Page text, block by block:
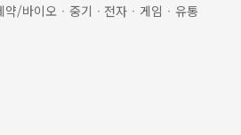
약/바이오 · 중기 · 전자 · 게임 · 유통